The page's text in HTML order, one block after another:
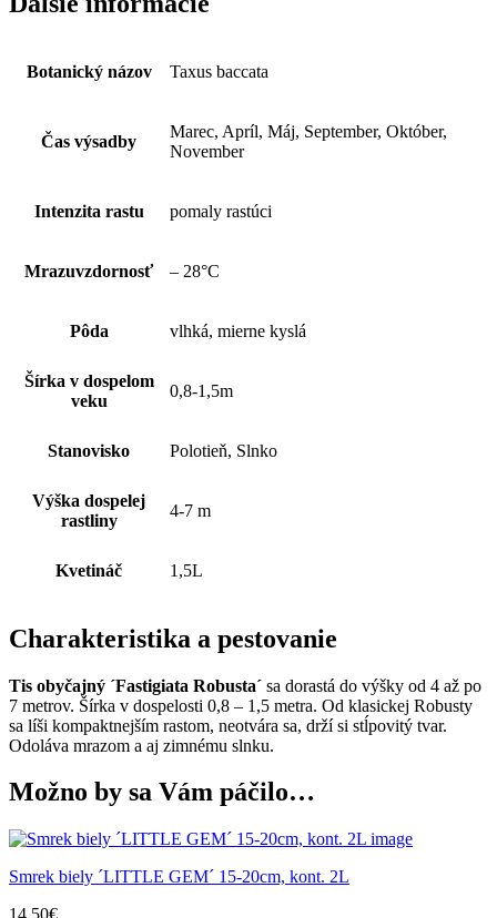
Botanický názov Taxus baccata
Čas výsadby
Marec, Apríl, Máj, September, Október,
November
Intenzita rastu pomaly rastúci
Mrazuvzdornosť – 28°C
Pôda vlhká, mierne kyslá
Šírka v dospelom
veku
0,8-1,5m
Stanovisko Polotieň, Slnko
Výška dospelej
rastliny
4-7 m
Kvetináč 1,5L
Charakteristika a pestovanie
Tis obyčajný ´Fastigiata Robusta´ sa dorastá do výšky od 4 až po
7 metrov. Šírka v dospelosti 0,8 – 1,5 metra. Od klasickej Robusty
sa líši kompaktnejším rastom, neotvára sa, drží si stĺpovitý tvar.
Odoláva mrazom a aj zimnému slnku.
Možno by sa Vám páčilo…
Smrek biely ´LITTLE GEM´ 15-20cm, kont. 2L